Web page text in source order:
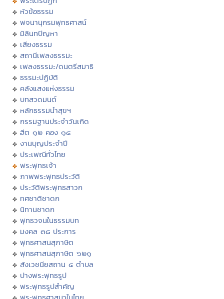
หัวข้อธรรม
พจนานุกรมพุทธศาสน์
มิลินทปัญหา
เสียงธรรม
สถานีเพลงธรรมะ
เพลงธรรมะ/ดนตรีสมาธิ
ธรรมะปฏิบัติ
คลังแสงแห่งธรรม
บทสวดมนต์
หลักธรรมนำสุขฯ
กรรมฐานประจำวันเกิด
ฮีต ๑๒ คอง ๑๔
งานบุญประจำปี
ประเพณีทั่วไทย
พระพุทธเจ้า
ภาพพระพุทธประวัติ
ประวัติพระพุทธสาวก
ทศชาติชาดก
นิทานชาดก
พุทธวจนในธรรมบท
มงคล ๓๘ ประการ
พุทธศาสนสุภาษิต
พุทธศาสนสุภาษิต ๖๒๑
สังเวชนียสถาน ๔ ตำบล
ปางพระพุทธรูป
พระพุทธรูปสำคัญ